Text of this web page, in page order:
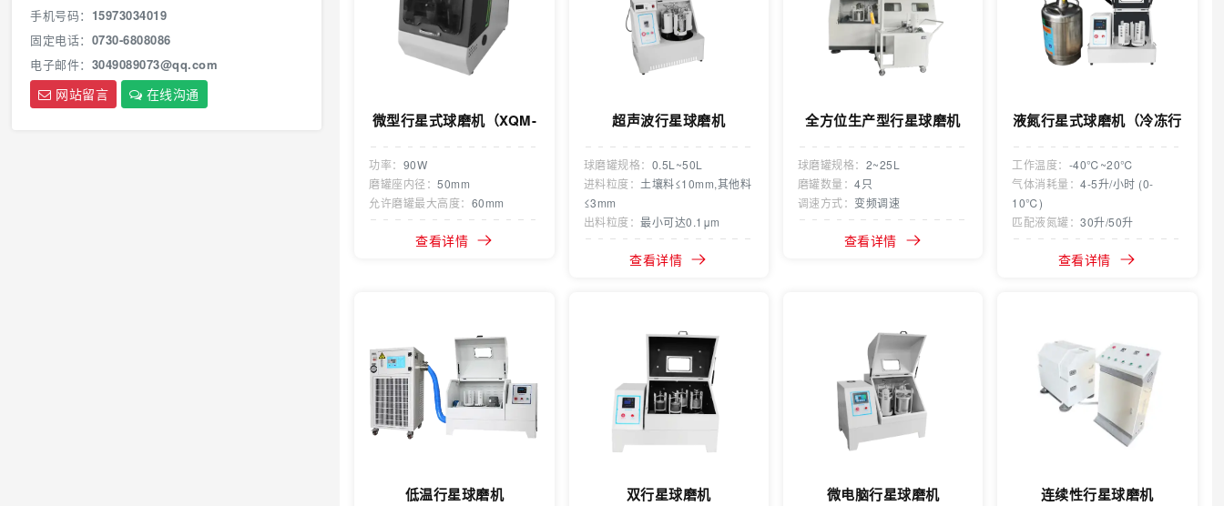
手机号码： 15973034019
固定电话： 0730-6808086
电子邮件： 3049089073@qq.com
网站留言 在线沟通
微型行星式球磨机（XQM-
功率： 90W
磨罐座内径：50mm
允许磨罐最大高度： 60mm
查看详情
超声波行星球磨机
球磨罐规格： 0.5L~50L
进料粒度： 土壤料≤10mm,其他料
≤3mm
出料粒度：最小可达0.1μm
查看详情
全方位生产型行星球磨机
球磨罐规格： 2~25L
磨罐数量：4只
调速方式： 变频调速
查看详情
液氮行星式球磨机（冷冻行
工作温度： -40℃~20℃
气体消耗量：4-5升/小时 (0-
10℃)
匹配液氮罐：30升/50升
查看详情
低温行星球磨机 双行星球磨机 微电脑行星球磨机 连续性行星球磨机